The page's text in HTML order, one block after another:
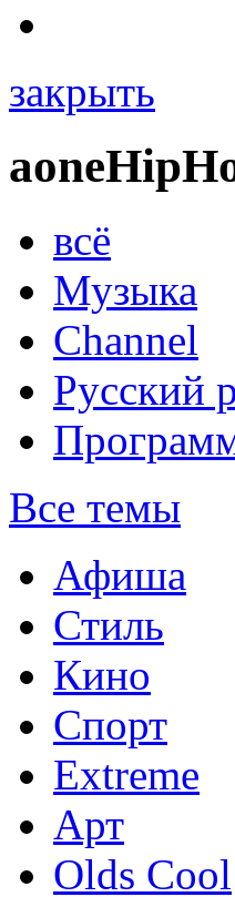
закрыть
aone
всё
Музыка
Channel
Русский
Все темы
Афиша
Стиль
Кино
Спорт
Extreme
Арт
Olds Cool